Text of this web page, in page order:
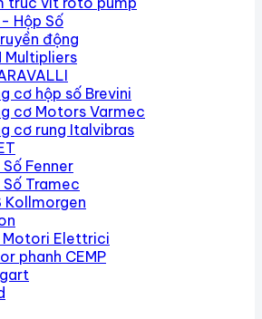
Hộp Số
động
Multipliers
cơ hộp số Brevini
cơ Motors Varmec
cơ rung Italvibras
Số Fenner
Số Tramec
Kollmorgen
Motori Elettrici
phanh CEMP